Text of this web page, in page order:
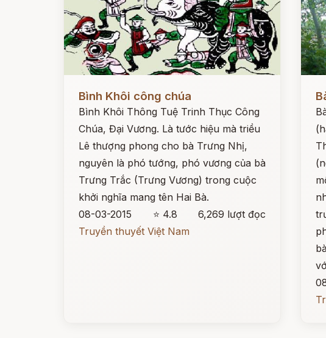
Bình Khôi công chúa
Bình Khôi Thông Tuệ Trinh Thục Công
Chúa, Đại Vương. Là tước hiệu mà triều
Lê thượng phong cho bà Trưng Nhị,
nguyên là phó tướng, phó vương của bà
Trưng Trắc (Trưng Vương) trong cuộc
khởi nghĩa mang tên Hai Bà.
08-03-2015
⭐ 4.8
6,269 lượt đọc
Truyền thuyết Việt Nam